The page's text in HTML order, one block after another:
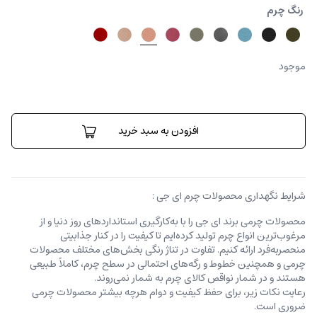
رنگ چرم
موجود
رودوشی
عدد
افزودن به سبد خرید
شرایط نگهداری محصولات چرم ای جی :
محصولات چرمی برند ای جی را با به‌کارگیری استانداردهای روز دنیا و از
مرغوب‌ترین انواع چرم تولید کرده‌ایم تا کیفیت را در کنار جذابیتی
منحصربه‌فرد ارائه کنیم. تفاوت در تناژ رنگی بخش‌های مختلف محصولات
چرمی و همچنین خطوط و رگه‌‌های احتمالی در سطح چرم، کاملاً طبیعی
هستند و در شمار نواقص کالای چرم به شمار نمی‌روند.
رعایت نکات زیر، برای حفظ کیفیت و دوام هرچه بیشتر محصولات چرمی
ضروری است.